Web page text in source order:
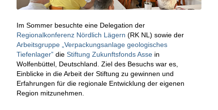
Im Sommer besuchte eine Delegation der
Regionalkonferenz Nördlich Lägern (RK NL) sowie der
Arbeitsgruppe „Verpackungsanlage geologisches
Tiefenlager”die Stiftung Zukunftsfonds Assein
Wolfenbüttel, Deutschland. Ziel des Besuchs war es,
Einblicke in die Arbeit der Stiftung zu gewinnen und
Erfahrungen für die regionale Entwicklung der eigenen
Region mitzunehmen.